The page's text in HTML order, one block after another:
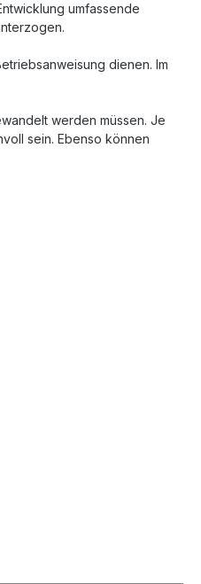
umfassende
dienen. Im
werden müssen. Je
sein. Ebenso können